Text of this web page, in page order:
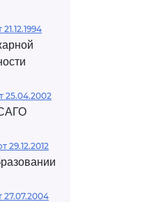
25.04.2002
29.12.2012
27.07.2004